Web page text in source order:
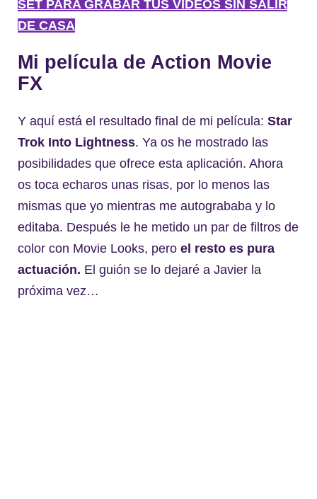
SET PARA GRABAR TUS VÍDEOS SIN SALIR
DE CASA
Mi película de Action Movie
FX
Y aquí está el resultado final de mi película: Star
Trok Into Lightness. Ya os he mostrado las
posibilidades que ofrece esta aplicación. Ahora
os toca echaros unas risas, por lo menos las
mismas que yo mientras me autogrababa y lo
editaba. Después le he metido un par de filtros de
color con Movie Looks, pero el resto es pura
actuación. El guión se lo dejaré a Javier la
próxima vez…